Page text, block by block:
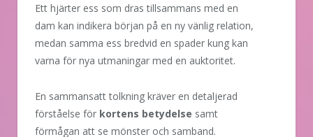
Ett hjärter ess som dras tillsammans med en
dam kan indikera början på en ny vänlig relation,
medan samma ess bredvid en spader kung kan
varna för nya utmaningar med en auktoritet.
En sammansatt tolkning kräver en detaljerad
förståelse för kortens betydelse samt
förmågan att se mönster och samband.